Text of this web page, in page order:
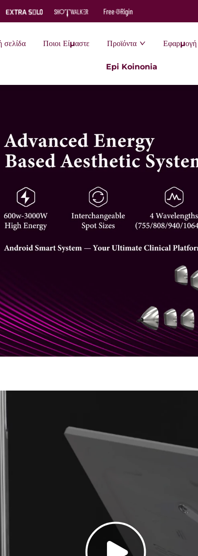
σελίδα Ποιοι Είμαστε Προϊόντα Εφαρμογή
Epi Koinonia